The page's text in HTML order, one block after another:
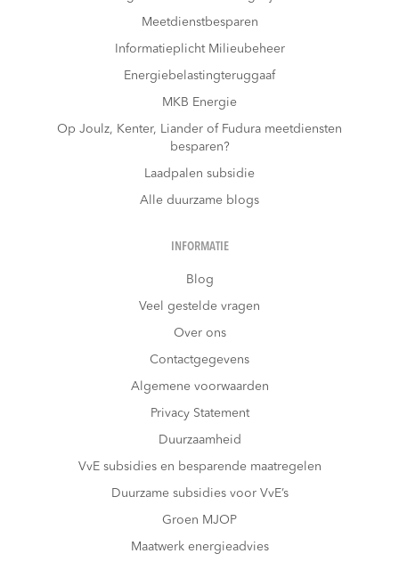
Meetdienstbesparen
Informatieplicht Milieubeheer
Energiebelastingteruggaaf
MKB Energie
Op Joulz, Kenter, Liander of Fudura meetdiensten
besparen?
Laadpalen subsidie
Alle duurzame blogs
INFORMATIE
Blog
Veel gestelde vragen
Over ons
Contactgegevens
Algemene voorwaarden
Privacy Statement
Duurzaamheid
VvE subsidies en besparende maatregelen
Duurzame subsidies voor VvE’s
Groen MJOP
Maatwerk energieadvies